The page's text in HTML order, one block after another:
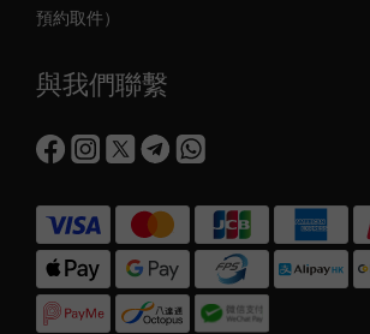
預約取件）
與我們聯繫